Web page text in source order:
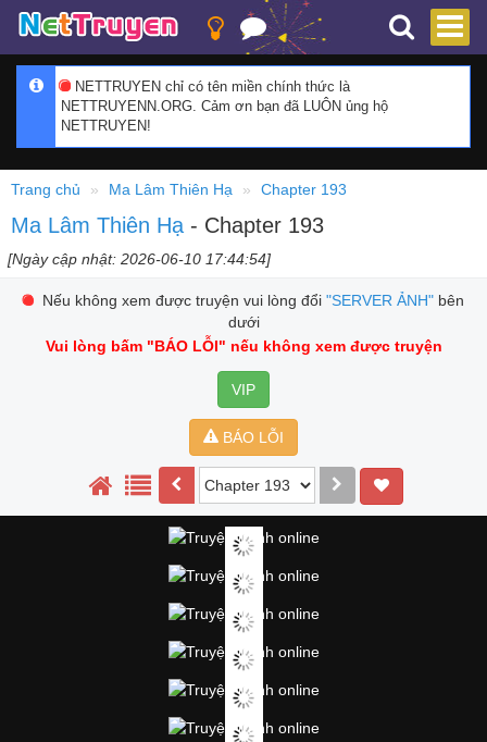
NETTRUYEN chỉ có tên miền chính thức là
NETTRUYENN.ORG. Cảm ơn bạn đã LUÔN ủng hộ
NETTRUYEN!
Trang chủ Ma Lâm Thiên Hạ Chapter 193
Ma Lâm Thiên Hạ - Chapter 193
[Ngày cập nhật: 2026-06-10 17:44:54]
Nếu không xem được truyện vui lòng đổi "SERVER ẢNH"bên
dưới
Vui lòng bấm "BÁO LỖI" nếu không xem được truyện
VIP
BÁO LỖI